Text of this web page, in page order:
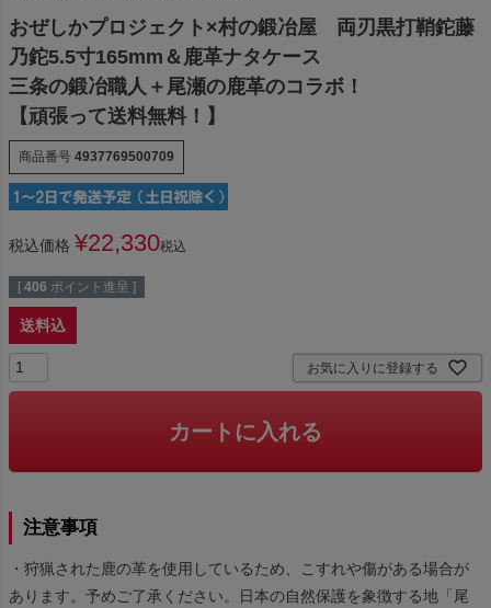
おぜしかプロジェクト×村の鍛冶屋 両刃黒打鞘鉈藤
乃鉈5.5寸165mm＆鹿革ナタケース
三条の鍛冶職人＋尾瀬の鹿革のコラボ！
【頑張って送料無料！】
商品番号 4937769500709
税込価格 ¥22,330税込
[ 406 ポイント進呈 ]
送料込
お気に入りに登録する
カートに入れる
注意事項
・狩猟された鹿の革を使用しているため、こすれや傷がある場合が
あります。予めご了承ください。日本の自然保護を象徴する地「尾